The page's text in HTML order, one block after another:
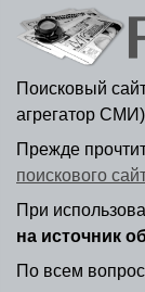
Поисковый
агрегатор
Прежде
поискового
При
на источник
По всем